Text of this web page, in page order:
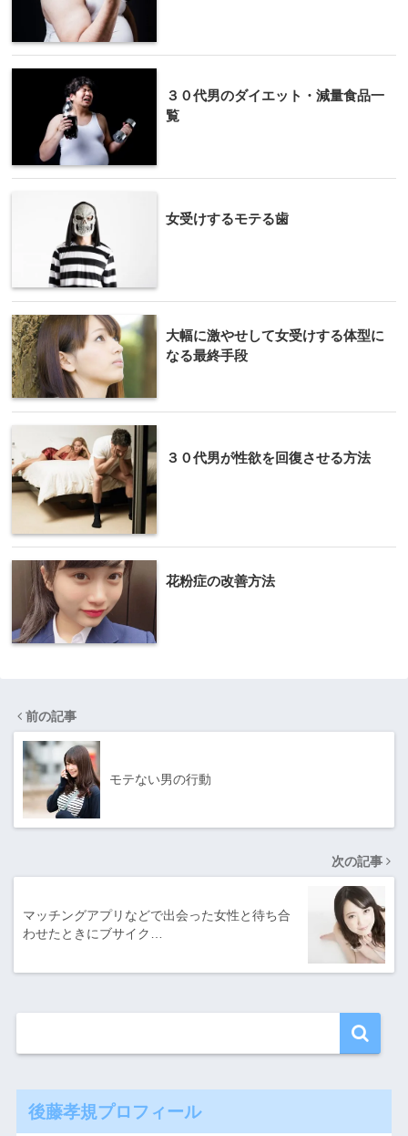
３０代男のダイエット・減量食品一
覧
女受けするモテる歯
大幅に激やせして女受けする体型に
なる最終手段
３０代男が性欲を回復させる方法
花粉症の改善方法
前の記事
モテない男の行動
次の記事
マッチングアプリなどで出会った女性と待ち合
わせたときにブサイク…
後藤孝規プロフィール